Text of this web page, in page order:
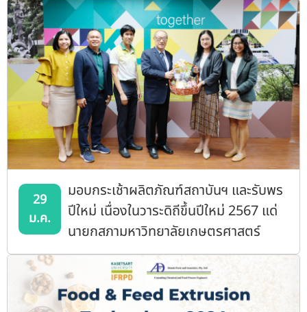
29
ม.ค.
มอบกระเช้าผลิตภัณฑ์สถาบันฯ และรับพร
ปีใหม่ เนื่องในวาระดิถีขึ้นปีใหม่ 2567 แด่
นายกสภามหาวิทยาลัยเกษตรศาสตร์